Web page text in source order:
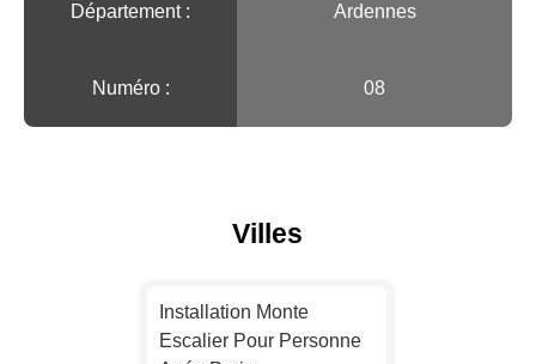
Département : Ardennes
Numéro : 08
Villes
Installation Monte
Escalier Pour Personne